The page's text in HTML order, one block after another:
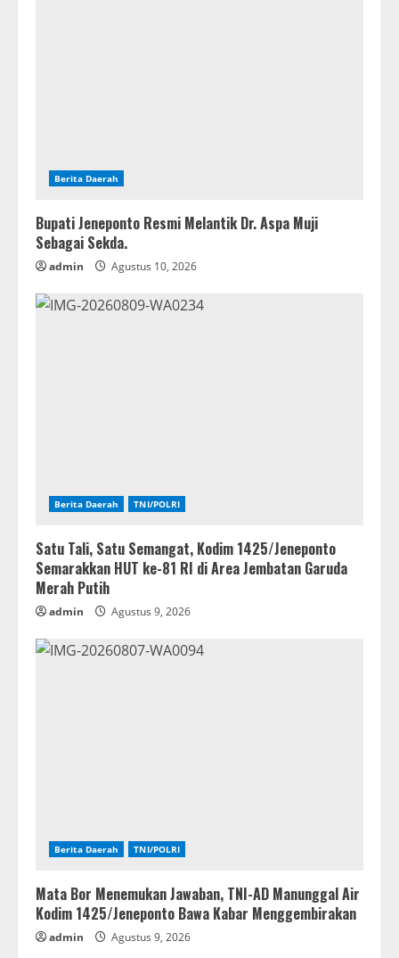
Berita Daerah
Bupati Jeneponto Resmi Melantik Dr. Aspa Muji
Sebagai Sekda.
admin Agustus 10, 2026
Berita Daerah TNI/POLRI
Satu Tali, Satu Semangat, Kodim 1425/Jeneponto
Semarakkan HUT ke-81 RI di Area Jembatan Garuda
Merah Putih
admin Agustus 9, 2026
Berita Daerah TNI/POLRI
Mata Bor Menemukan Jawaban, TNI-AD Manunggal Air
Kodim 1425/Jeneponto Bawa Kabar Menggembirakan
admin Agustus 9, 2026